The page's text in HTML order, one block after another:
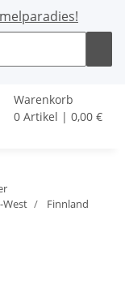
Warenkorb
0 Artikel | 0,00 €
West
Finnland